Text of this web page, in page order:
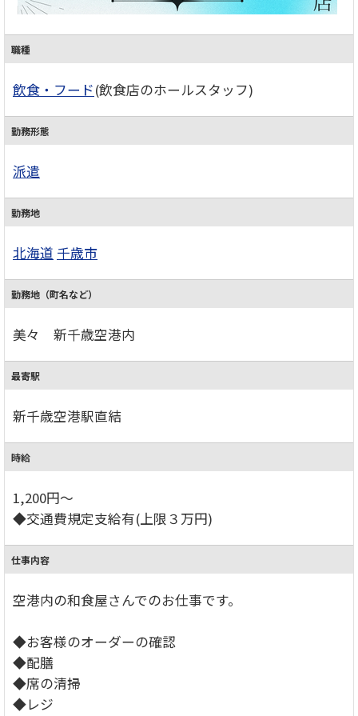
職種
飲食・フード(飲食店のホールスタッフ)
勤務形態
派遣
勤務地
北海道 千歳市
勤務地（町名など）
美々 新千歳空港内
最寄駅
新千歳空港駅直結
時給
1,200円～
◆交通費規定支給有(上限３万円)
仕事内容
空港内の和食屋さんでのお仕事です。
◆お客様のオーダーの確認
◆配膳
◆席の清掃
◆レジ